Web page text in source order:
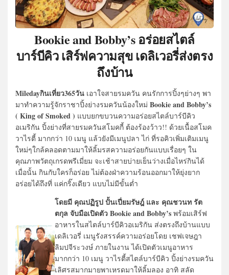
Bookie and Bobby’s อร่อยสไตล์
บาร์บีคิว เสิร์ฟความสุข เดลิเวอรี่ส่งตรง
ถึงบ้าน
Miledayกินเที่ยว365วัน เอาใจสายรมควัน คนรักการปิ้งๆย่างๆ พา
มาทำความรู้จักราชาปิ้งย่างรมควันน้องใหม่ Bookie and Bobby’s
( King of Smoked ) แบบยกขบวนความอร่อยสไตล์บาร์บีคิว
อเมริกัน ปิ้งย่างที่สายรมควันสโมคกี้ ต้องร้องว้าว!! ด้วยเนื้อสโมค
วาไรตี้ มากกว่า 10 เมนู แล้วยังมีเมนูปลา ไก่ ที่รอคิวเพิ่มเติมเมนู
ใหม่ๆใกล้คลอดตามมาให้ลิ้มรสความอร่อยกันแบบเรื่อยๆ ใน
คุณภาพวัตถุเกรดพรีเมี่ยม จะเช้าสายบ่ายเย็นว่างเมื่อไหร่กินได้
เมื่อนั้น กินกับใครก็อร่อย ไม่ต้องฝ่าความร้อนออกมาให้ยุ่งยาก
อร่อยได้ถึงที่ แค่กริ๊งเดียว แบบไม่มีขั้นต่ำ
โดยมี คุณปฏิรูป ปั้นเปี่ยมรัษฎ์ และ คุณชวนท รัต
ตกุล จับมือเปิดตัว Bookie and Bobby’s พร้อมเสิร์ฟ
อาหารในสไตล์บาร์บีคิวอเมริกัน ส่งตรงถึงบ้านแบบ
เดลิเวอรี่ เมนูรังสรรค์ความอร่อยโดย เชฟเจษฎา
ลิมปจีระวงษ์ ภายในงาน ได้เปิดตัวเมนูอาหาร
มากกว่า 10 เมนู วาไรตี้สไตล์บาร์บีคิว ปิ้งย่างรมควัน
เลิศรสมากมายพาเหรดมาให้ลิ้มลอง อาทิ สลัด